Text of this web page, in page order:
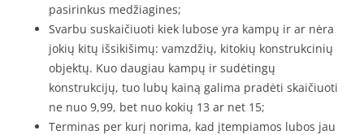
pasirinkus medžiagines;
Svarbu suskaičiuoti kiek lubose yra kampų ir ar nėra
jokių kitų išsikišimų: vamzdžių, kitokių konstrukcinių
objektų. Kuo daugiau kampų ir sudėtingų
konstrukcijų, tuo lubų kainą galima pradėti skaičiuoti
ne nuo 9,99, bet nuo kokių 13 ar net 15;
Terminas per kurį norima, kad įtempiamos lubos jau